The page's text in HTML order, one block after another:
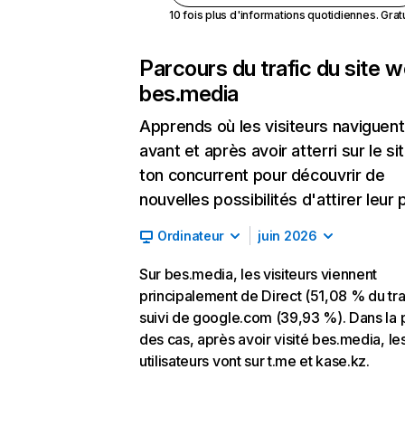
10 fois plus d'informations quotidiennes.
Parcours du trafic du site
bes.media
Apprends où les visiteurs naviguent
avant et après avoir atterri sur le
ton concurrent pour découvrir de
nouvelles possibilités d'attirer leur
Ordinateur juin 2026
Sur bes.media, les visiteurs viennent
principalement de Direct (51,08 % du
suivi de google.com (39,93 %). Dans la
des cas, après avoir visité bes.media,
utilisateurs vont sur t.me et kase.kz.